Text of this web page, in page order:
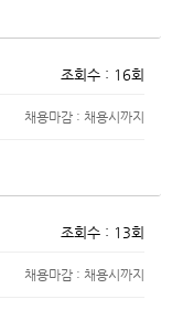
조회수 : 16회
채용마감 : 채용시까지
조회수 : 13회
채용마감 : 채용시까지